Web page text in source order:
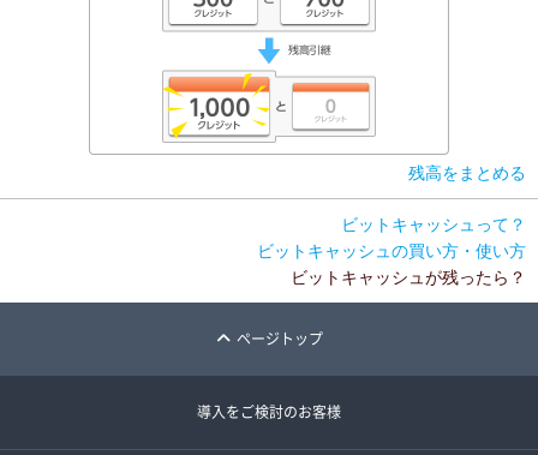
残高をまとめる
ビットキャッシュって？
ビットキャッシュの買い方・使い方
ビットキャッシュが残ったら？
ページトップ
導入をご検討のお客様